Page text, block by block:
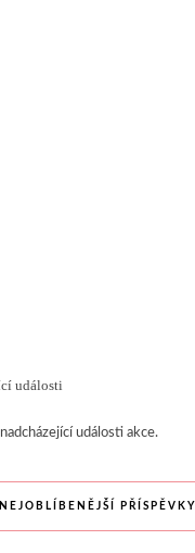
události
události akce.
NEJOBLÍBENĚJŠÍ PŘÍSPĚVKY